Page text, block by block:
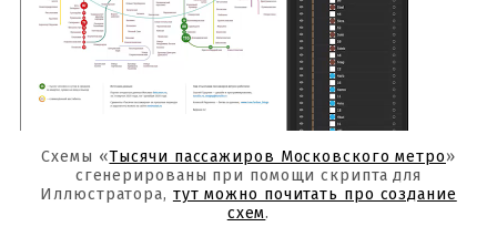
Схемы «Тысячи пассажиров Московского метро»
сгенерированы при помощи скрипта для
Иллюстратора, тут можно почитать про создание
схем.